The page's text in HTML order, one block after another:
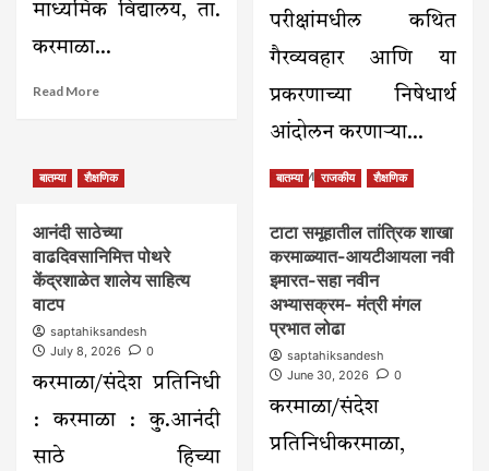
माध्यमिक विद्यालय, ता.
करमाळा...
Read MoreRead
पुंडे
यांच्या
विद्यार्थ्यांना
वह्यांचे
वाटप…
परीक्षांमधील कथित
गैरव्यवहार आणि या
प्रकरणाच्या निषेधार्थ
आंदोलन करणाऱ्या...
Read MoreRead
NEET
गैरव्यवहार
व
आंदोलकांवरील
कारवाईचा
निषेध;
करमाळा
वकील
तहसीलदारांना
बातम्या शैक्षणिक
आनंदी साठेच्या
वाढदिवसानिमित्त पोथरे
केंद्रशाळेत शालेय साहित्य
वाटप
saptahiksandesh
July 8, 2026
0
करमाळा/संदेश प्रतिनिधी
: करमाळा : कु.आनंदी
साठे हिच्या
बातम्या राजकीय शैक्षणिक
टाटा समूहातील तांत्रिक शाखा
करमाळ्यात-आयटीआयला नवी
इमारत-सहा नवीन
अभ्यासक्रम- मंत्री मंगल
प्रभात लोढा
saptahiksandesh
June 30, 2026
0
करमाळा/संदेश
प्रतिनिधीकरमाळा,